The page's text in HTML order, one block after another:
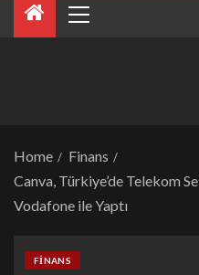
Home
Finans
Canva, Türkiye’de Telekom
Vodafone ile Yaptı
FINANS